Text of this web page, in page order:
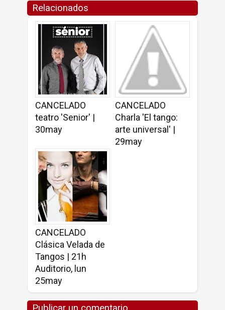
Relacionados
CANCELADO
teatro 'Senior' |
30may
CANCELADO
Charla 'El tango:
arte universal' |
29may
CANCELADO
Clásica Velada de
Tangos | 21h
Auditorio, lun
25may